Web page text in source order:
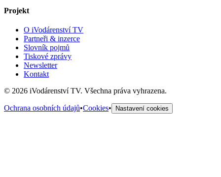
Projekt
O iVodárenství TV
Partneři & inzerce
Slovník pojmů
Tiskové zprávy
Newsletter
Kontakt
© 2026 iVodárenství TV. Všechna práva vyhrazena.
Ochrana osobních údajů•Cookies• Nastavení cookies